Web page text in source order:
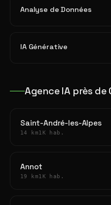
Analyse de Données
IA Générative
Agence IA près de
Saint-André-les-Alpes
14 km1K hab.
Annot
19 km1K hab.